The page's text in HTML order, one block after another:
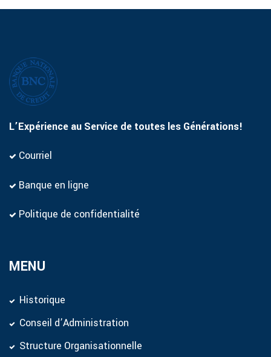
L’Expérience au Service de toutes les Générations!
Courriel
Banque en ligne
Politique de confidentialité
MENU
Historique
Conseil d’Administration
Structure Organisationnelle